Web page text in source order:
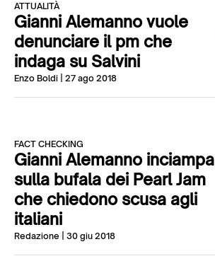
ATTUALITÀ
Gianni Alemanno vuole
denunciare il pm che
indaga su Salvini
Enzo Boldi | 27 ago 2018
FACT CHECKING
Gianni Alemanno inciampa
sulla bufala dei Pearl Jam
che chiedono scusa agli
italiani
Redazione | 30 giu 2018